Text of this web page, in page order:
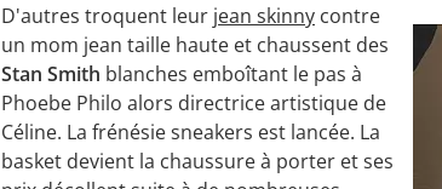
D'autres troquent leur jean skinny contre
un mom jean taille haute et chaussent des
Stan Smith blanches emboîtant le pas à
Phoebe Philo alors directrice artistique de
Céline. La frénésie sneakers est lancée. La
basket devient la chaussure à porter et ses